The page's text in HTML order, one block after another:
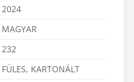
2024
MAGYAR
232
FÜLES, KARTONÁLT